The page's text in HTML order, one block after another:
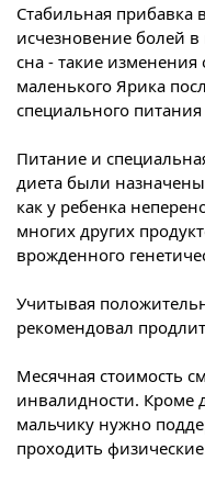
Стабильная прибавка
исчезновение болей
сна - такие
маленького Ярика
специального
Питание и
диета были назначены
как у ребенка
многих других
врожденного
Учитывая
рекомендовал
Месячная стоимость
инвалидности. Кроме
мальчику нужно
проходить